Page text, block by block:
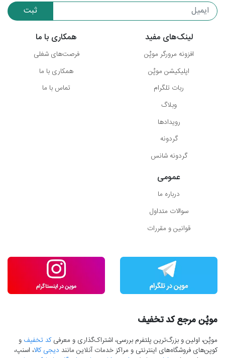
ثبت
لینک‌های مفید
افزونه مرورگر موپُن
اپلیکیشن موپُن
ربات تلگرام
وبلاگ
رویدادها
گردونه
گردونه شانس
همکاری با ما
فرصت‌های شغلی
همکاری با ما
تماس با ما
عمومی
درباره ما
سوالات متداول
قوانین و مقررات
موپُن مرجع کد تخفیف
موپُن، اولین و بزرگ‌ترین پلتفرم بررسی، اشتراک‌گذاری و معرفیکد تخفیف و
کوپن‌های فروشگاه‌های اینترنتی و مراکز خدمات آنلاین مانند دیجی کالا، اسنپ،